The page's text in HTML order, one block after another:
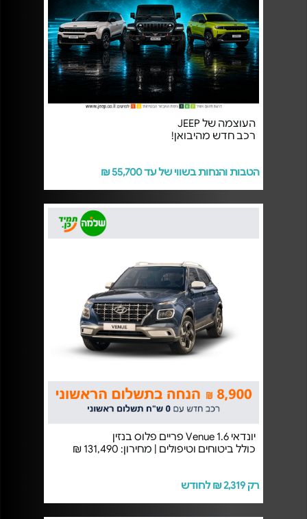
העוצמה של JEEP
רכב חדש מהיבואן!
הטבות והנחות בשווי של עד 55,700 ₪
יונדאי Venue 1.6 פריים פלוס בנזין
כולל ביטוחים וטיפולים | מחירון: 131,490 ₪
רק 2,319 ₪ לחודש